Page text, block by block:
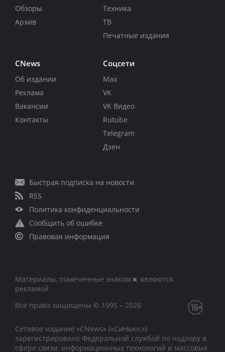
Обзоры
Архив
Техника
ТВ
Печатные издания
CNews
Об издании
Реклама
Вакансии
Контакты
Соцсети
Max
VK
VK Видео
Rutube
Telegram
Дзен
Быстрая подписка на новости
RSS
Политика конфиденциальности
Сообщить об ошибке
Правовая информация
Материалы, помеченные знаком ■, являются
рекламой
Все права защищены © 1995 – 2026
Сетевое издание «CNews» («СиНьюс»)
зарегистрировано Федеральной службой по надзору в
сфере связи, информационных технологий и массовых